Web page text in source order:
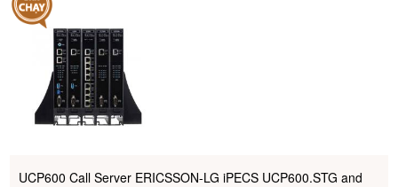
UCP600 Call Server ERICSSON-LG iPECS UCP600.STG and